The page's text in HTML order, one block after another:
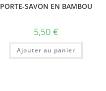
PORTE-SAVON EN BAMBOU
5,50€
Ajouter au panier